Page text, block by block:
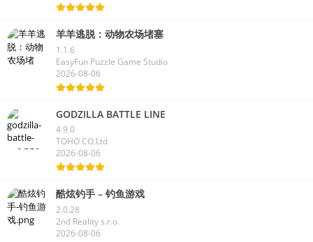
羊羊逃脱：动物农场堵塞
1.1.6
EasyFun Puzzle Game Studio
2026-08-06
GODZILLA BATTLE LINE
4.9.0
TOHO CO.Ltd
2026-08-06
酷炫钓手 – 钓鱼游戏
2.0.28
2nd Reality s.r.o.
2026-08-06